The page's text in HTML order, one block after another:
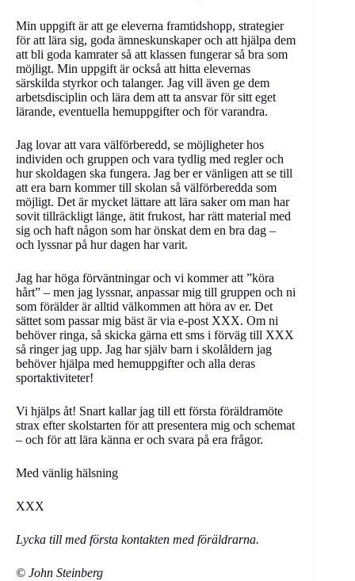
Min uppgift är att ge eleverna framtidshopp, strategier
för att lära sig, goda ämneskunskaper och att hjälpa dem
att bli goda kamrater så att klassen fungerar så bra som
möjligt. Min uppgift är också att hitta elevernas
särskilda styrkor och talanger. Jag vill även ge dem
arbetsdisciplin och lära dem att ta ansvar för sitt eget
lärande, eventuella hemuppgifter och för varandra.
Jag lovar att vara välförberedd, se möjligheter hos
individen och gruppen och vara tydlig med regler och
hur skoldagen ska fungera. Jag ber er vänligen att se till
att era barn kommer till skolan så välförberedda som
möjligt. Det är mycket lättare att lära saker om man har
sovit tillräckligt länge, ätit frukost, har rätt material med
sig och haft någon som har önskat dem en bra dag –
och lyssnar på hur dagen har varit.
Jag har höga förväntningar och vi kommer att ”köra
hårt” – men jag lyssnar, anpassar mig till gruppen och ni
som förälder är alltid välkommen att höra av er. Det
sättet som passar mig bäst är via e-post XXX. Om ni
behöver ringa, så skicka gärna ett sms i förväg till XXX
så ringer jag upp. Jag har själv barn i skolåldern jag
behöver hjälpa med hemuppgifter och alla deras
sportaktiviteter!
Vi hjälps åt! Snart kallar jag till ett första föräldramöte
strax efter skolstarten för att presentera mig och schemat
– och för att lära känna er och svara på era frågor.
Med vänlig hälsning
XXX
Lycka till med första kontakten med föräldrarna.
© John Steinberg